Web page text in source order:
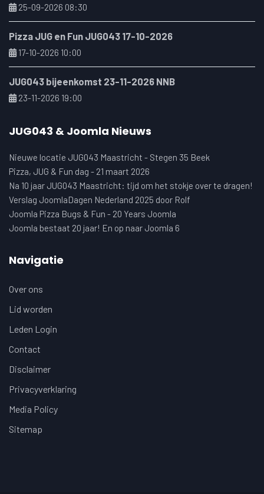
25-09-2026 08:30
Pizza JUG en Fun JUG043 17-10-2026
17-10-2026 10:00
JUG043 bijeenkomst 23-11-2026 NNB
23-11-2026 19:00
JUG043 & Joomla Nieuws
Nieuwe locatie JUG043 Maastricht - Stegen 35 Beek
Pizza, JUG & Fun dag - 21 maart 2026
Na 10 jaar JUG043 Maastricht: tijd om het stokje over te dragen!
Verslag JoomlaDagen Nederland 2025 door Rolf
Joomla Pizza Bugs & Fun - 20 Years Joomla
Joomla bestaat 20 jaar! En op naar Joomla 6
Navigatie
Over ons
Lid worden
Leden Login
Contact
Disclaimer
Privacyverklaring
Media Policy
Sitemap